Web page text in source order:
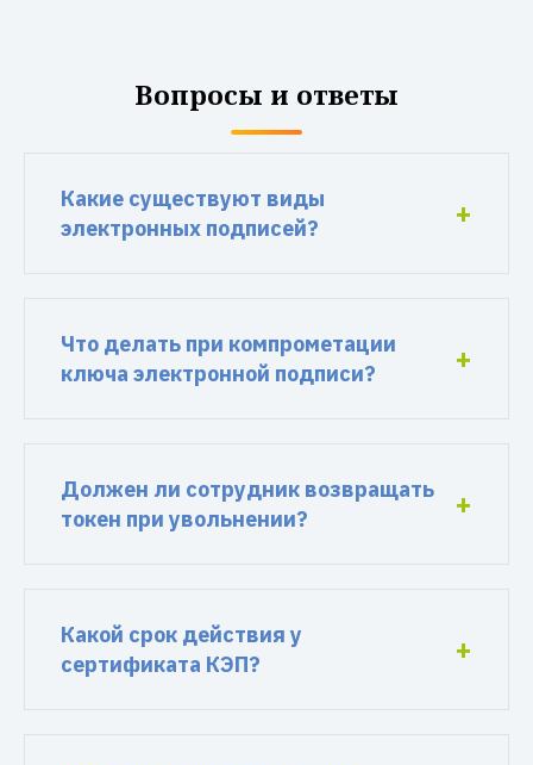
Вопросы и ответы
Какие существуют виды
электронных подписей?
Что делать при компрометации
ключа электронной подписи?
Должен ли сотрудник возвращать
токен при увольнении?
Какой срок действия у
сертификата КЭП?